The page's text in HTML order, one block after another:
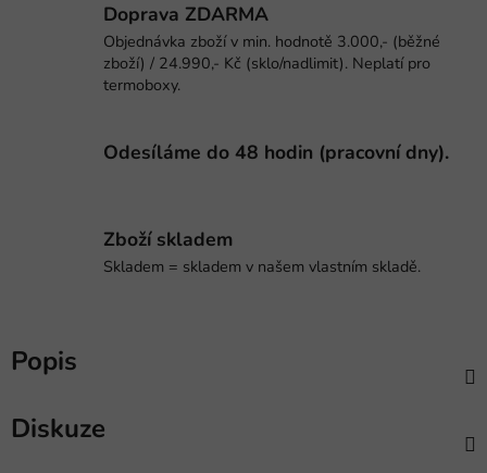
Doprava ZDARMA
Objednávka zboží v min. hodnotě 3.000,- (běžné
zboží) / 24.990,- Kč (sklo/nadlimit). Neplatí pro
termoboxy.
Odesíláme do 48 hodin (pracovní dny).
Zboží skladem
Skladem = skladem v našem vlastním skladě.
Popis
Diskuze